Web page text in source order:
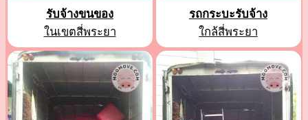
รับจ้างขนของ
ในเขตสี่พระยา
รถกระบะรับจ้าง
ใกล้สี่พระยา